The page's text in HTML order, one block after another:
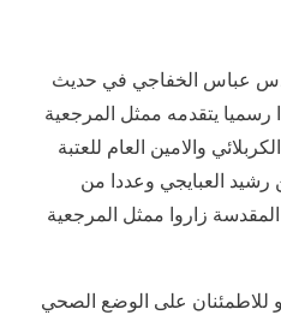
عباس الخفاجي في حديث
يتقدمه ممثل المرجعية
والامين العام للعتبة
رشيد العبايجي وعددا من
زاروا ممثل المرجعية
للاطمئنان على الوضع الصحي